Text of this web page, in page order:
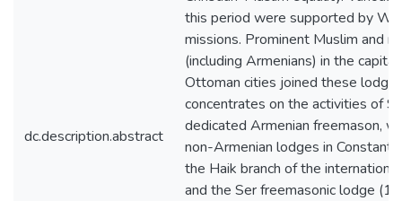
dc.description.abstract
this period were supported by
missions. Prominent Muslim and
(including Armenians) in the
Ottoman cities joined these
concentrates on the activities of
dedicated Armenian freemason,
non-Armenian lodges in
the Haik branch of the
and the Ser freemasonic lodge